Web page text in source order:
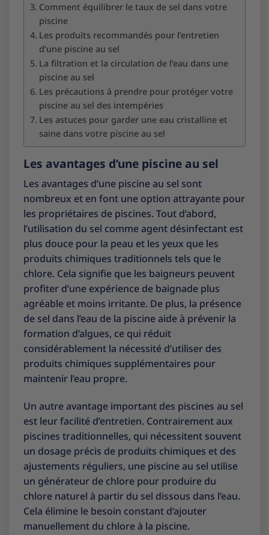
Comment équilibrer le taux de sel dans votre
piscine
Les produits recommandés pour l’entretien
d’une piscine au sel
La filtration et la circulation de l’eau dans une
piscine au sel
Les précautions à prendre pour protéger votre
piscine au sel des intempéries
Les astuces pour garder une eau cristalline et
saine dans votre piscine au sel
Les avantages d’une piscine au sel
Les avantages d’une piscine au sel sont
nombreux et en font une option attrayante pour
les propriétaires de piscines. Tout d’abord,
l’utilisation du sel comme agent désinfectant est
plus douce pour la peau et les yeux que les
produits chimiques traditionnels tels que le
chlore. Cela signifie que les baigneurs peuvent
profiter d’une expérience de baignade plus
agréable et moins irritante. De plus, la présence
de sel dans l’eau de la piscine aide à prévenir la
formation d’algues, ce qui réduit
considérablement la nécessité d’utiliser des
produits chimiques supplémentaires pour
maintenir l’eau propre.
Un autre avantage important des piscines au sel
est leur facilité d’entretien. Contrairement aux
piscines traditionnelles, qui nécessitent souvent
un dosage précis de produits chimiques et des
ajustements réguliers, une piscine au sel utilise
un générateur de chlore pour produire du
chlore naturel à partir du sel dissous dans l’eau.
Cela élimine le besoin constant d’ajouter
manuellement du chlore à la piscine.